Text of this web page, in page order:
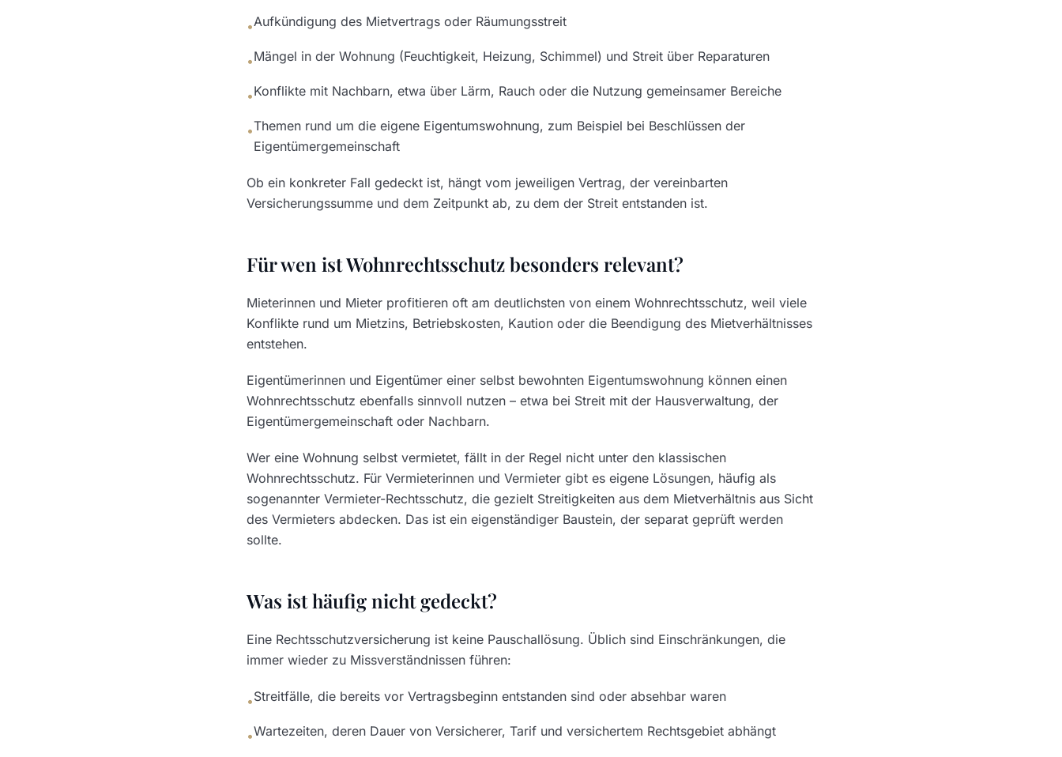
•Aufkündigung des Mietvertrags oder Räumungsstreit
•Mängel in der Wohnung (Feuchtigkeit, Heizung, Schimmel) und Streit über Reparaturen
•Konflikte mit Nachbarn, etwa über Lärm, Rauch oder die Nutzung gemeinsamer Bereiche
•Themen rund um die eigene Eigentumswohnung, zum Beispiel bei Beschlüssen der
Eigentümergemeinschaft
Ob ein konkreter Fall gedeckt ist, hängt vom jeweiligen Vertrag, der vereinbarten
Versicherungssumme und dem Zeitpunkt ab, zu dem der Streit entstanden ist.
Für wen ist Wohnrechtsschutz besonders relevant?
Mieterinnen und Mieter profitieren oft am deutlichsten von einem Wohnrechtsschutz, weil viele
Konflikte rund um Mietzins, Betriebskosten, Kaution oder die Beendigung des Mietverhältnisses
entstehen.
Eigentümerinnen und Eigentümer einer selbst bewohnten Eigentumswohnung können einen
Wohnrechtsschutz ebenfalls sinnvoll nutzen – etwa bei Streit mit der Hausverwaltung, der
Eigentümergemeinschaft oder Nachbarn.
Wer eine Wohnung selbst vermietet, fällt in der Regel nicht unter den klassischen
Wohnrechtsschutz. Für Vermieterinnen und Vermieter gibt es eigene Lösungen, häufig als
sogenannter Vermieter-Rechtsschutz, die gezielt Streitigkeiten aus dem Mietverhältnis aus Sicht
des Vermieters abdecken. Das ist ein eigenständiger Baustein, der separat geprüft werden
sollte.
Was ist häufig nicht gedeckt?
Eine Rechtsschutzversicherung ist keine Pauschallösung. Üblich sind Einschränkungen, die
immer wieder zu Missverständnissen führen:
•Streitfälle, die bereits vor Vertragsbeginn entstanden sind oder absehbar waren
•Wartezeiten, deren Dauer von Versicherer, Tarif und versichertem Rechtsgebiet abhängt